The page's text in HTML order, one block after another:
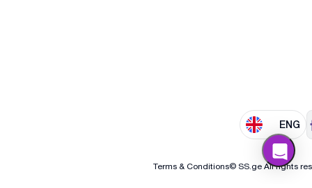
ENG
Terms & Conditions© SS.ge All rights